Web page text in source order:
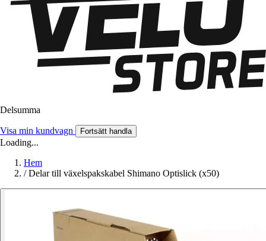
Delsumma
Visa min kundvagn Fortsätt handla
Loading...
Hem
/ Delar till växelspakskabel Shimano Optislick (x50)